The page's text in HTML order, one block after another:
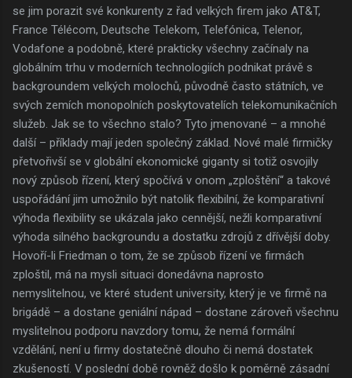
se jim porazit své konkurenty z řad velkých firem jako AT&T,
France Télécom, Deutsche Telekom, Telefónica, Telenor,
Vodafone a podobně, které prakticky všechny začínaly na
globálním trhu v moderních technologiích podnikat právě s
backgroundem velkých molochů, původně často státních, ve
svých zemích monopolních poskytovatelích telekomunikačních
služeb. Jak se to všechno stalo? Tyto jmenované – a mnohé
další – příklady mají jeden společný základ. Nové malé firmičky
přetvořivší se v globální ekonomické giganty si totiž osvojily
nový způsob řízení, který spočívá v onom „zploštění“ a takové
uspořádání jim umožnilo být natolik flexibilní, že komparativní
výhoda flexibility se ukázala jako cennější, nežli komparativní
výhoda silného backgroundu a dostatku zdrojů z dřívější doby.
Hovoří-li Friedman o tom, že se způsob řízení ve firmách
zploštil, má na mysli situaci donedávna naprosto
nemyslitelnou, ve které student university, který je ve firmě na
brigádě – a dostane geniální nápad – dostane zároveň všechnu
myslitelnou podporu navzdory tomu, že nemá formální
vzdělání, není u firmy dostatečně dlouho či nemá dostatek
zkušeností. V poslední době rovněž došlo k poměrně zásadní